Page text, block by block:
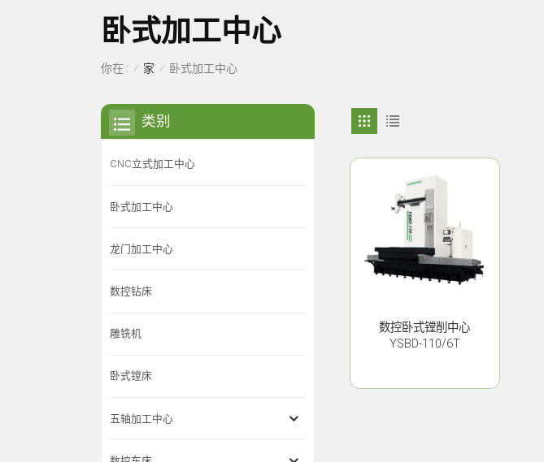
卧式加工中心
你在 : / 家 / 卧式加工中心
数控卧式镗削中心
YSBD-110/6T
类别
CNC立式加工中心
卧式加工中心
龙门加工中心
数控钻床
雕铣机
卧式镗床
五轴加工中心